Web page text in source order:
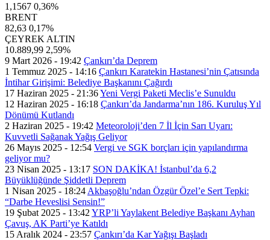
1,1567 0,36%
BRENT
82,63 0,17%
ÇEYREK ALTIN
10.889,99 2,59%
9 Mart 2026 - 19:42 Çankırı’da Deprem
1 Temmuz 2025 - 14:16 Çankırı Karatekin Hastanesi’nin Çatısında
İntihar Girişimi: Belediye Başkanını Çağırdı
17 Haziran 2025 - 21:36Yeni Vergi Paketi Meclis’e Sunuldu
12 Haziran 2025 - 16:18 Çankırı’da Jandarma’nın 186. Kuruluş Yıl
Dönümü Kutlandı
2 Haziran 2025 - 19:42 Meteoroloji’den 7 İl İçin Sarı Uyarı:
Kuvvetli Sağanak Yağış Geliyor
26 Mayıs 2025 - 12:54 Vergi ve SGK borçları için yapılandırma
geliyor mu?
23 Nisan 2025 - 13:17 SON DAKİKA! İstanbul’da 6,2
Büyüklüğünde Şiddetli Deprem
1 Nisan 2025 - 18:24 Akbaşoğlu’ndan Özgür Özel’e Sert Tepki:
“Darbe Heveslisi Sensin!”
19 Şubat 2025 - 13:42 YRP’li Yaylakent Belediye Başkanı Ayhan
Çavuş, AK Parti’ye Katıldı
15 Aralık 2024 - 23:57 Çankırı’da Kar Yağışı Başladı